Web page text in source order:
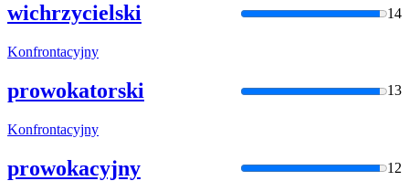
wichrzycielski 14
Konfrontacyjny
prowokatorski 13
Konfrontacyjny
prowokacyjny 12